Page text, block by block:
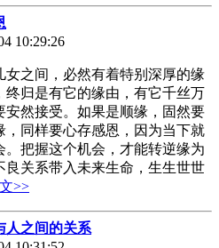
10:29:26
女之间，必然有着特别深厚的缘
终归是有它的缘由，有它千丝万
安然接受。如果是顺缘，固然要
，同样要心存感恩，因为当下就
。把握这个机会，才能转逆缘为
良关系带入未来生命，生生世世
>>
人之间的关系